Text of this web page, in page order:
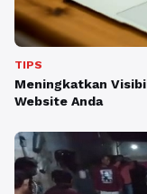
TIPS
Meningkatkan
Website Anda